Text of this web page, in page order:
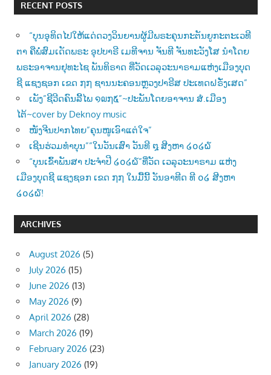
RECENT POSTS
“ບຸນອຸທິດໄປໃຫ້ແດ່ດວງວິນຍານຜູ້ມີພຣະຄຸນກະຕັນຍູກະຕະເວທີ
ຕາ ຄືພໍ່ສົມເດັດພຣະ ອຸປບາຣີ ເມທີຈານ ຈັນທີ ຈັນທະວັງໂສ ນຳໂດຍ
ພຣະອາຈານຢຸທະໄຊ ພັນທິຣາດ ທີ່ວັດເວລຸວະນາຣາມແຫ່ງເມືອງບຸດ
ຊີ ແຊງຊອກ ເຂດ ໗໗ ຊານນະຄອນຫຼວງປາຣີສ ປະເທດຝຣັ່ງເສດ”
ເພັງ”ຊີວີດຄົນລີ້ໄພ ໑໙໗໕”~ປະພັນໂດຍອາຈານ ສໍ.ເມືອງ
ໄຕ້~cover by Deknoy music
ໜັງຈີນປາກໄທຍ”ຄຸນໜູເອົາແຕ່ໃຈ”
ເຊີນຮ່ວມທຳບຸນ””ໃນວັນເສົາ ວັນທີ ໘ ສີງຫາ ໒໐໒໖
“ບຸນເຂົ້າພັນສາ ປະຈຳປີ ໒໐໒໖”ທີ່ວັດ ເວລຸວະນາຣາມ ແຫ່ງ
ເມືອງບຸດຊີ ແຊງຊອກ ເຂດ ໗໗ ໃນມື້ນີ້ ວັນອາທີດ ທີ ໐໒ ສີງຫາ
໒໐໒໖!
ARCHIVES
August 2026 (5)
July 2026 (15)
June 2026 (13)
May 2026 (9)
April 2026 (28)
March 2026 (19)
February 2026 (23)
January 2026 (19)